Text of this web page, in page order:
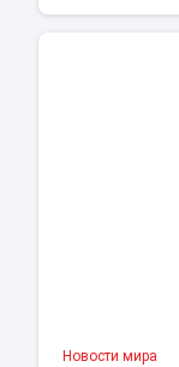
Новости мира